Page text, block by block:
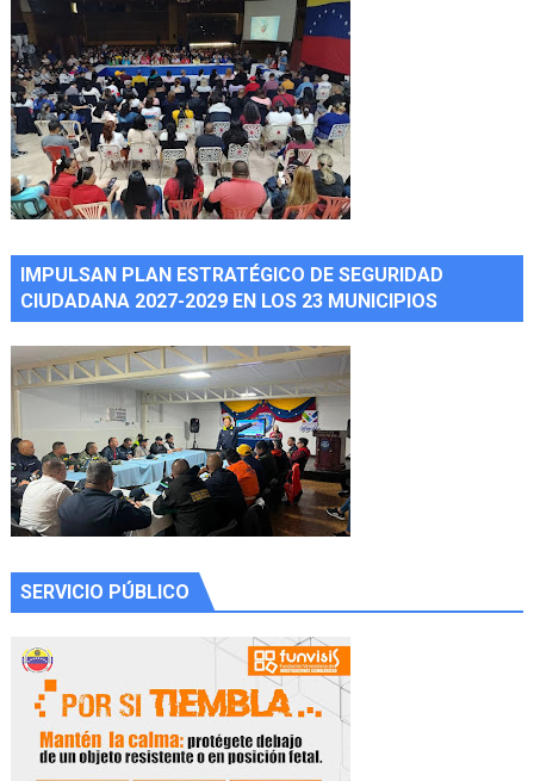
IMPULSAN PLAN ESTRATÉGICO DE SEGURIDAD
CIUDADANA 2027-2029 EN LOS 23 MUNICIPIOS
SERVICIO PÚBLICO